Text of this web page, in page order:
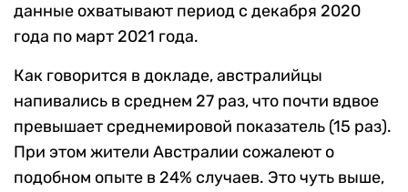
данные охватывают период с декабря 2020
года по март 2021 года.
Как говорится в докладе, австралийцы
напивались в среднем 27 раз, что почти вдвое
превышает среднемировой показатель (15 раз).
При этом жители Австралии сожалеют о
подобном опыте в 24% случаев. Это чуть выше,